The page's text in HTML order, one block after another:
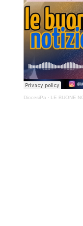
DiocesiPa · LE BUONE